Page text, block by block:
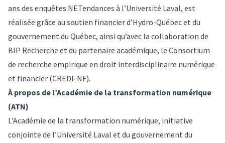
ans des enquêtes NETendances à l’Université Laval, est
réalisée grâce au soutien financier d’Hydro-Québec et du
gouvernement du Québec, ainsi qu’avec la collaboration de
BIP Recherche et du partenaire académique, le Consortium
de recherche empirique en droit interdisciplinaire numérique
et financier (CREDI-NF).
À propos de l’Académie de la transformation numérique
(ATN)
L’Académie de la transformation numérique, initiative
conjointe de l’Université Laval et du gouvernement du